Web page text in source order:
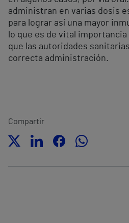
administran en varias dosis
para lograr así una mayor
lo que es de vital
que las autoridades
correcta administración.
Compartir